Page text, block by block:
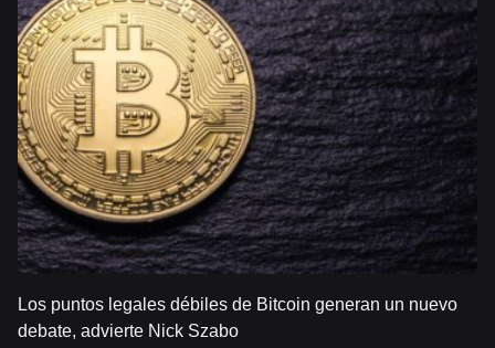
Los puntos legales débiles de Bitcoin generan un nuevo
debate, advierte Nick Szabo